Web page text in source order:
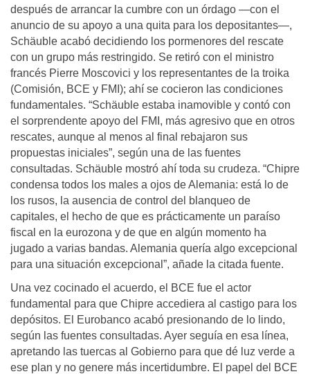
después de arrancar la cumbre con un órdago —con el
anuncio de su apoyo a una quita para los depositantes—,
Schäuble acabó decidiendo los pormenores del rescate
con un grupo más restringido. Se retiró con el ministro
francés Pierre Moscovici y los representantes de la troika
(Comisión, BCE y FMI); ahí se cocieron las condiciones
fundamentales. “Schäuble estaba inamovible y contó con
el sorprendente apoyo del FMI, más agresivo que en otros
rescates, aunque al menos al final rebajaron sus
propuestas iniciales”, según una de las fuentes
consultadas. Schäuble mostró ahí toda su crudeza. “Chipre
condensa todos los males a ojos de Alemania: está lo de
los rusos, la ausencia de control del blanqueo de
capitales, el hecho de que es prácticamente un paraíso
fiscal en la eurozona y de que en algún momento ha
jugado a varias bandas. Alemania quería algo excepcional
para una situación excepcional”, añade la citada fuente.
Una vez cocinado el acuerdo, el BCE fue el actor
fundamental para que Chipre accediera al castigo para los
depósitos. El Eurobanco acabó presionando de lo lindo,
según las fuentes consultadas. Ayer seguía en esa línea,
apretando las tuercas al Gobierno para que dé luz verde a
ese plan y no genere más incertidumbre. El papel del BCE